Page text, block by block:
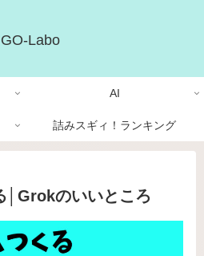
Labo
AI
詰みスギィ！ランキング
│Grokのいいところ